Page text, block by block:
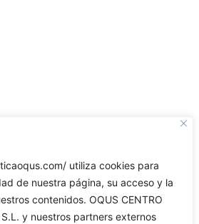
utiliza cookies para
de nuestra página, su acceso y la
contenidos. OQUS CENTRO
S.L. y nuestros partners externos